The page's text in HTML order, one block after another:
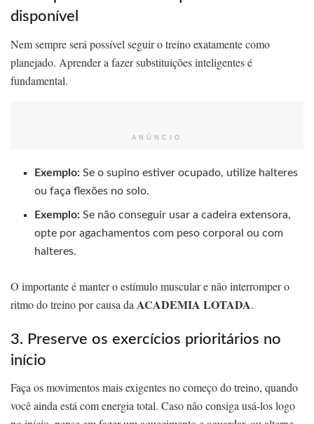
disponível
Nem sempre será possível seguir o treino exatamente como
planejado. Aprender a fazer substituições inteligentes é
fundamental.
ANÚNCIO
Exemplo: Se o supino estiver ocupado, utilize halteres
ou faça flexões no solo.
Exemplo: Se não conseguir usar a cadeira extensora,
opte por agachamentos com peso corporal ou com
halteres.
O importante é manter o estímulo muscular e não interromper o
ritmo do treino por causa da ACADEMIA LOTADA.
3. Preserve os exercícios prioritários no
início
Faça os movimentos mais exigentes no começo do treino, quando
você ainda está com energia total. Caso não consiga usá-los logo